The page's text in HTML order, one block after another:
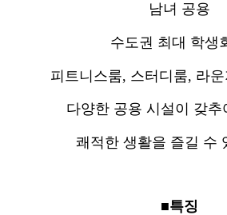
남녀 공용
수도권 최대 학생
피트니스룸, 스터디룸, 라
다양한 공용 시설이 갖추
쾌적한 생활을 즐길 수
■특징